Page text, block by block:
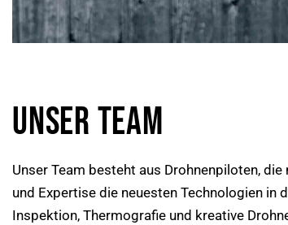
UNSER TEAM
Unser Team besteht aus Drohnenpiloten,
und Expertise die neuesten Technologien in
Inspektion, Thermografie und kreative